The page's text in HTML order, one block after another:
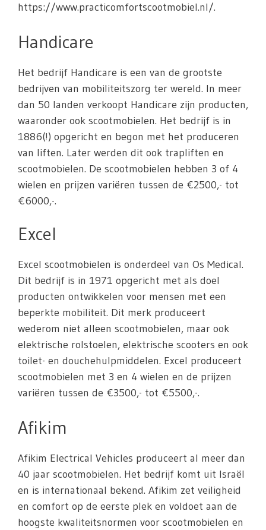
https://www.practicomfortscootmobiel.nl/.
Handicare
Het bedrijf Handicare is een van de grootste
bedrijven van mobiliteitszorg ter wereld. In meer
dan 50 landen verkoopt Handicare zijn producten,
waaronder ook scootmobielen. Het bedrijf is in
1886(!) opgericht en begon met het produceren
van liften. Later werden dit ook trapliften en
scootmobielen. De scootmobielen hebben 3 of 4
wielen en prijzen variëren tussen de €2500,- tot
€6000,-.
Excel
Excel scootmobielen is onderdeel van Os Medical.
Dit bedrijf is in 1971 opgericht met als doel
producten ontwikkelen voor mensen met een
beperkte mobiliteit. Dit merk produceert
wederom niet alleen scootmobielen, maar ook
elektrische rolstoelen, elektrische scooters en ook
toilet- en douchehulpmiddelen. Excel produceert
scootmobielen met 3 en 4 wielen en de prijzen
variëren tussen de €3500,- tot €5500,-.
Afikim
Afikim Electrical Vehicles produceert al meer dan
40 jaar scootmobielen. Het bedrijf komt uit Israël
en is internationaal bekend. Afikim zet veiligheid
en comfort op de eerste plek en voldoet aan de
hoogste kwaliteitsnormen voor scootmobielen en